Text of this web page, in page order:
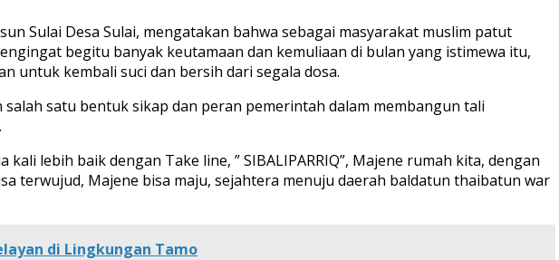
Sulai Desa Sulai, mengatakan bahwa sebagai masyarakat muslim patut
begitu banyak keutamaan dan kemuliaan di bulan yang istimewa itu,
untuk kembali suci dan bersih dari segala dosa.
satu bentuk sikap dan peran pemerintah dalam membangun tali
lebih baik dengan Take line, ” SIBALIPARRIQ”, Majene rumah kita, dengan
terwujud, Majene bisa maju, sejahtera menuju daerah baldatun thaibatun war
di Lingkungan Tamo